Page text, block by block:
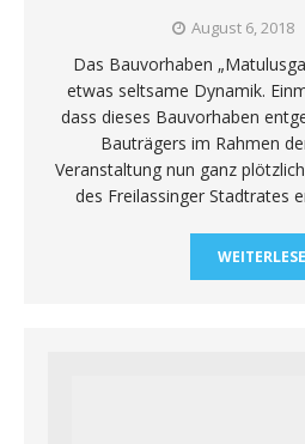
August 6, 2018
Das Bauvorhaben
etwas seltsame Dynamik.
dass dieses Bauvorhaben
Bauträgers im Rahmen
Veranstaltung nun ganz
des Freilassinger Stadtrates